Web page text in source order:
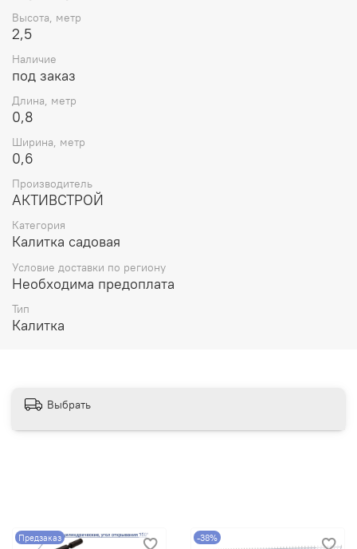
профнастил, металлический штакетник, сварная сетка
или сетка рабица. Цвет каркаса калитки можно выбрать
Высота, метр
2,5
Наличие
под заказ
Длина, метр
0,8
Ширина, метр
0,6
Производитель
АКТИВСТРОЙ
Категория
Калитка садовая
Условие доставки по региону
Необходима предоплата
Тип
Калитка
Выбрать
Предзаказ -38%